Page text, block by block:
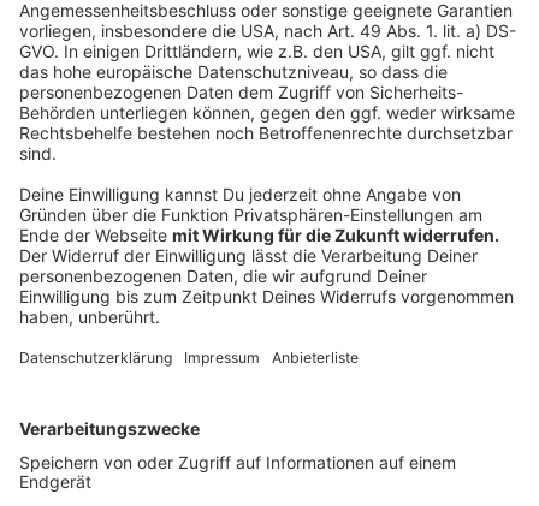
entnehmen, vollständig an das Register
angeschlossen. Bis Jahresende 2024 wurden 2.639
Suchen nach Erklärungen vorgenommen, wie das
Ministerium auf eine schriftliche Frage der
Unionsfraktion antwortete.
Ärztinnen, Ärzte und Transplantationsbeauftragte
unter bestimmten Voraussetzungen Auskünfte zu
potenziellen Organspendern erfragen. Dazu, wie viele
Spenden so realisiert werden konnten, liegen dem
Ministerium laut Antwort keine Erkenntnisse vor.
Das Register ist Kern eines 2020 vom Bundestag
und eine leichtere Dokumentation von Entscheidungen
zur Spendenbereitschaft zielte. Das Register startete
mit zwei Jahren Verspätung.